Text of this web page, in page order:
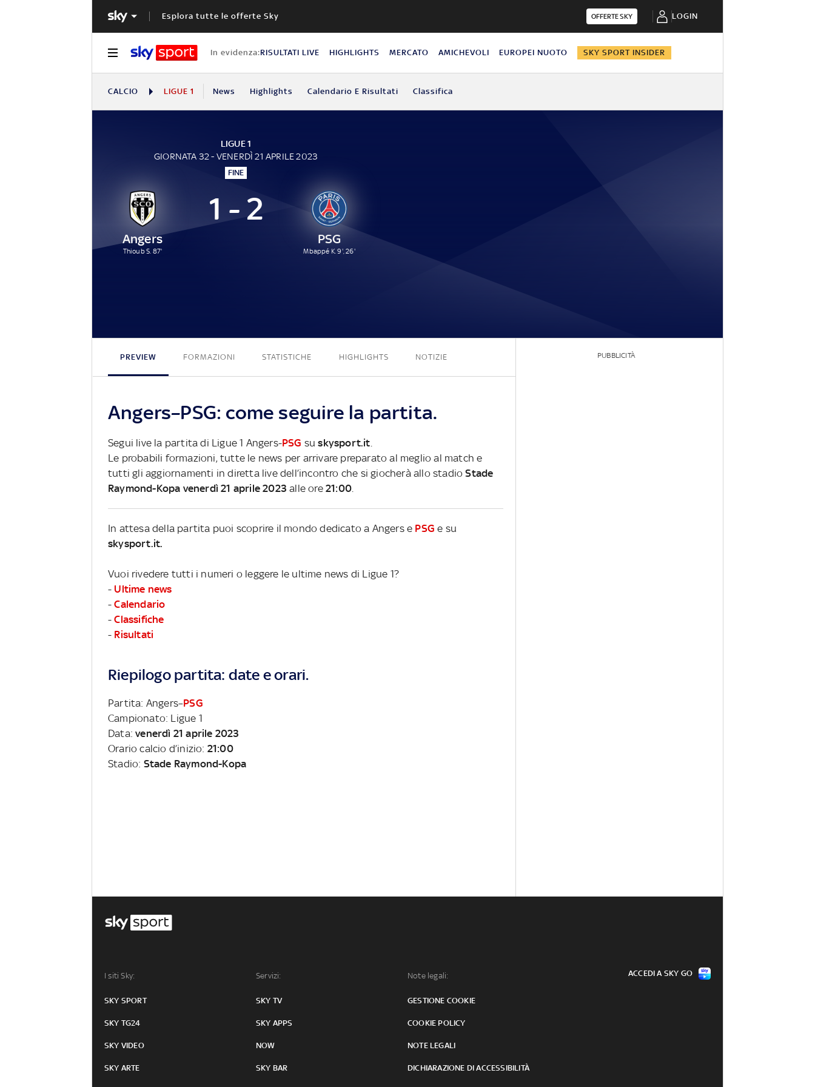
Esplora tutte le offerte Sky OFFERTE SKY LOGIN
In evidenza:RISULTATI LIVE HIGHLIGHTS MERCATO AMICHEVOLI EUROPEI NUOTO SKY SPORT INSIDER
CALCIO LIGUE 1 News Highlights Calendario E Risultati Classifica
LIGUE 1
GIORNATA 32 - VENERDÌ 21 APRILE 2023
FINE
Angers
Thioub S. 87'
1 - 2
PSG
Mbappé K. 9', 26'
PREVIEW FORMAZIONI STATISTICHE HIGHLIGHTS NOTIZIE
Angers–PSG: come seguire la partita.
Segui live la partita di Ligue 1 Angers-PSG suskysport.it
Le probabili formazioni, tutte le news per arrivare preparato al meglio al match e
tutti gli aggiornamenti in diretta live dell’incontro che si giocherà allo stadioStade
Raymond-Kopa venerdì 21 aprile 2023 alle ore 21:00
In attesa della partita puoi scoprire il mondo dedicato a Angers e PSG e su
skysport.it.
Vuoi rivedere tutti i numeri o leggere le ultime news di Ligue 1?
- Ultime news
-Calendario
-Classifiche
- Risultati
Riepilogo partita: date e orari.
Partita: Angers–PSG
Campionato: Ligue 1
Data:venerdì 21 aprile 2023
Orario calcio d’inizio: 21:00
Stadio: Stade Raymond-Kopa
PUBBLICITÀ
I siti Sky:
SKY SPORT
SKY TG24
SKY VIDEO
SKY ARTE
Servizi:
SKY TV
SKY APPS
NOW
SKY BAR
Note legali:
GESTIONE COOKIE
COOKIE POLICY
NOTE LEGALI
DICHIARAZIONE DI ACCESSIBILITÀ
ACCEDI A SKY GO